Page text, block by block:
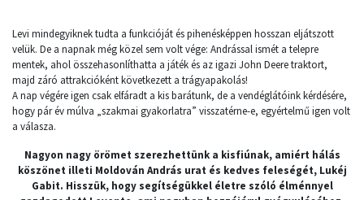
Levi mindegyiknek tudta a funkcióját és pihenésképpen hosszan eljátszott
velük. De a napnak még közel sem volt vége: Andrással ismét a telepre
mentek, ahol összehasonlíthatta a játék és az igazi John Deere traktort,
majd záró attrakcióként következett a trágyapakolás!
A nap végére igen csak elfáradt a kis barátunk, de a vendéglátóink kérdésére,
hogy pár év múlva „szakmai gyakorlatra” visszatérne-e, egyértelmű igen volt
a válasza.
Nagyon nagy örömet szerezhettünk a kisfiúnak, amiért hálás
köszönet illeti Moldován András urat és kedves feleségét, Lukéj
Gabit. Hisszük, hogy segítségükkel életre szóló élménnyel